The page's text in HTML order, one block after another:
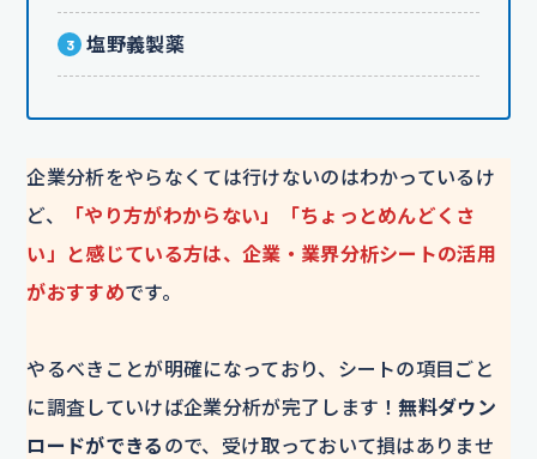
塩野義製薬
企業分析をやらなくては行けないのはわかっているけ
ど、
「やり方がわからない」「ちょっとめんどくさ
い」と感じている方は、企業・業界分析シートの活用
がおすすめです。
やるべきことが明確になっており、シートの項目ごと
に調査していけば企業分析が完了します！無料ダウン
ロードができる ので、受け取っておいて損はありませ